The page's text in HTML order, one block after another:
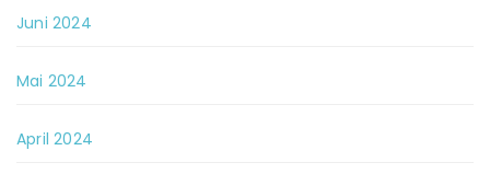
Juni 2024
Mai 2024
April 2024